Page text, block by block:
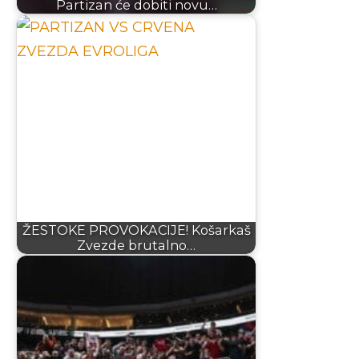
Partizan će dobiti novu…
ŽESTOKE PROVOKACIJE! Košarkaš
Zvezde brutalno…